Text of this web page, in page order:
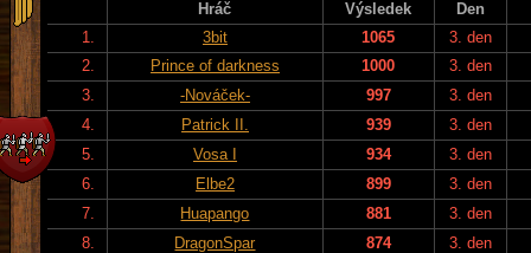
Hráč Výsledek
Den
1.
3bit 1065
3. den
2.
Prince of darkness 1000
3. den
3.
-Nováček- 997
3. den
4.
Patrick II. 939
3. den
5.
Vosa I 934
3. den
6.
Elbe2 899
3. den
7.
Huapango 881
3. den
8.
DragonSpar 874
3. den